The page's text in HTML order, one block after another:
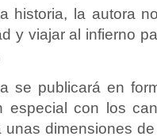
historia, la autora
y viajar al infierno
se publicará en
especial con los
unas dimensiones